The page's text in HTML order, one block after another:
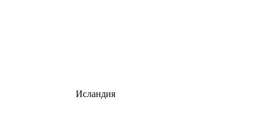
Исландия